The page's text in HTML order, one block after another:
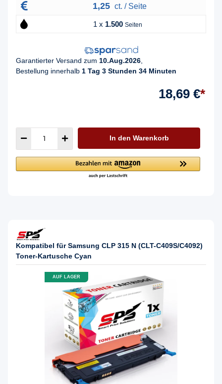
1,25 ct. / Seite
1 x 1.500 Seiten
Garantierter Versand zum 10.Aug.2026
Bestellung innerhalb 1 Tag 3 Stunden 34 Minuten
18,69 €*
In den Warenkorb
Kompatibel für Samsung CLP 315 N (CLT-C409S/C4092)
Toner-Kartusche Cyan
AUF LAGER